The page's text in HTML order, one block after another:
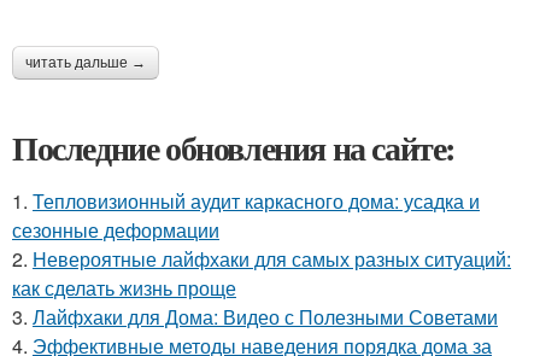
читать дальше →
Последние обновления на сайте:
1. Тепловизионный аудит каркасного дома: усадка и
сезонные деформации
2. Невероятные лайфхаки для самых разных ситуаций:
как сделать жизнь проще
3. Лайфхаки для Дома: Видео с Полезными Советами
4. Эффективные методы наведения порядка дома за